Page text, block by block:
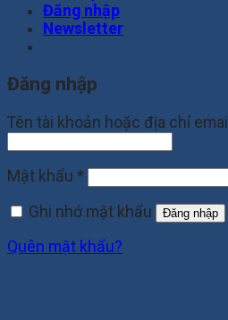
Đăng nhập
Newsletter
Đăng nhập
Tên tài khoản hoặc địa chỉ email
Mật khẩu *
Ghi nhớ mật khẩu
Đăng nhập
Quên mật khẩu?